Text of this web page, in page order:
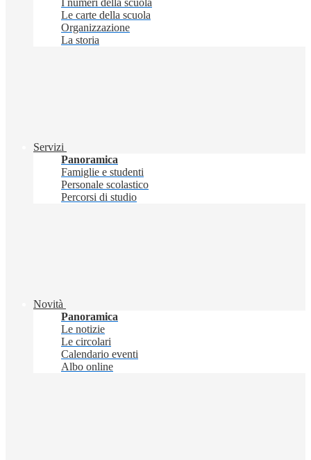
I numeri della scuola
Le carte della scuola
Organizzazione
La storia
Servizi
Panoramica
Famiglie e studenti
Personale scolastico
Percorsi di studio
Novità
Panoramica
Le notizie
Le circolari
Calendario eventi
Albo online